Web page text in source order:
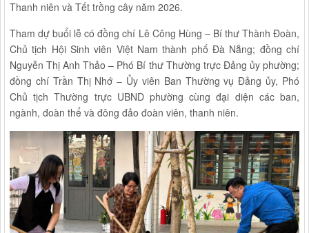
Thanh niên và Tết trồng cây năm 2026.
Tham dự buổi lễ có đồng chí Lê Công Hùng – Bí thư Thành Đoàn,
Chủ tịch Hội Sinh viên Việt Nam thành phố Đà Nẵng; đồng chí
Nguyễn Thị Anh Thảo – Phó Bí thư Thường trực Đảng ủy phường;
đồng chí Trần Thị Nhớ – Ủy viên Ban Thường vụ Đảng ủy, Phó
Chủ tịch Thường trực UBND phường cùng đại diện các ban,
ngành, đoàn thể và đông đảo đoàn viên, thanh niên.